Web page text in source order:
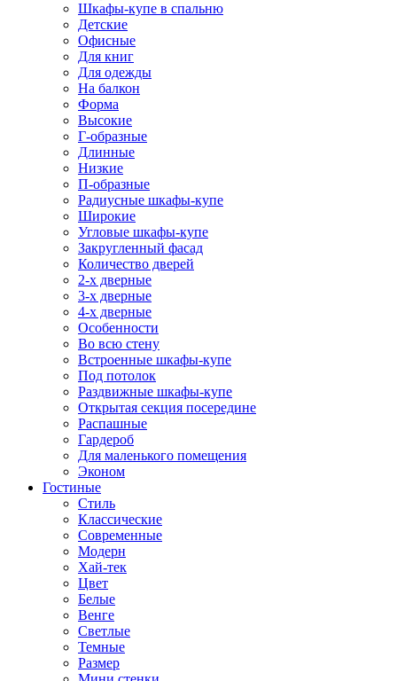
Шкафы-купе в спальню
Детские
Офисные
Для книг
Для одежды
На балкон
Форма
Высокие
Г-образные
Длинные
Низкие
П-образные
Радиусные шкафы-купе
Широкие
Угловые шкафы-купе
Закругленный фасад
Количество дверей
2-х дверные
3-х дверные
4-х дверные
Особенности
Во всю стену
Встроенные шкафы-купе
Под потолок
Раздвижные шкафы-купе
Открытая секция посередине
Распашные
Гардероб
Для маленького помещения
Эконом
Гостиные
Стиль
Классические
Современные
Модерн
Хай-тек
Цвет
Белые
Венге
Светлые
Темные
Размер